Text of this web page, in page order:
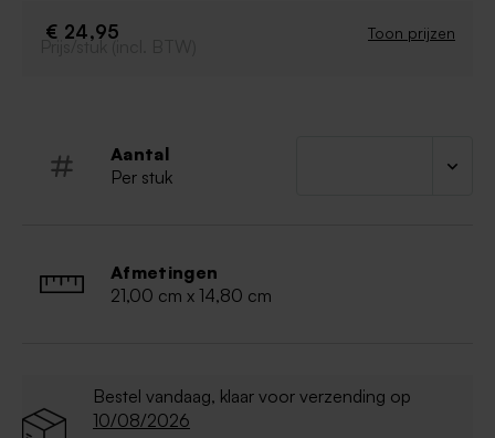
tekst laseren heb je een stijlvol geschenk. Personaliseer
Afmeting acryl foto: A5
Hout is een charmant product uit de natuur,
€ 24,95 Toon prijzen
Prijs/stuk (incl. BTW)
Aantal
Per stuk
Afmetingen
21,00 cm x 14,80 cm
Bestel vandaag, klaar voor verzending op
10/08/2026